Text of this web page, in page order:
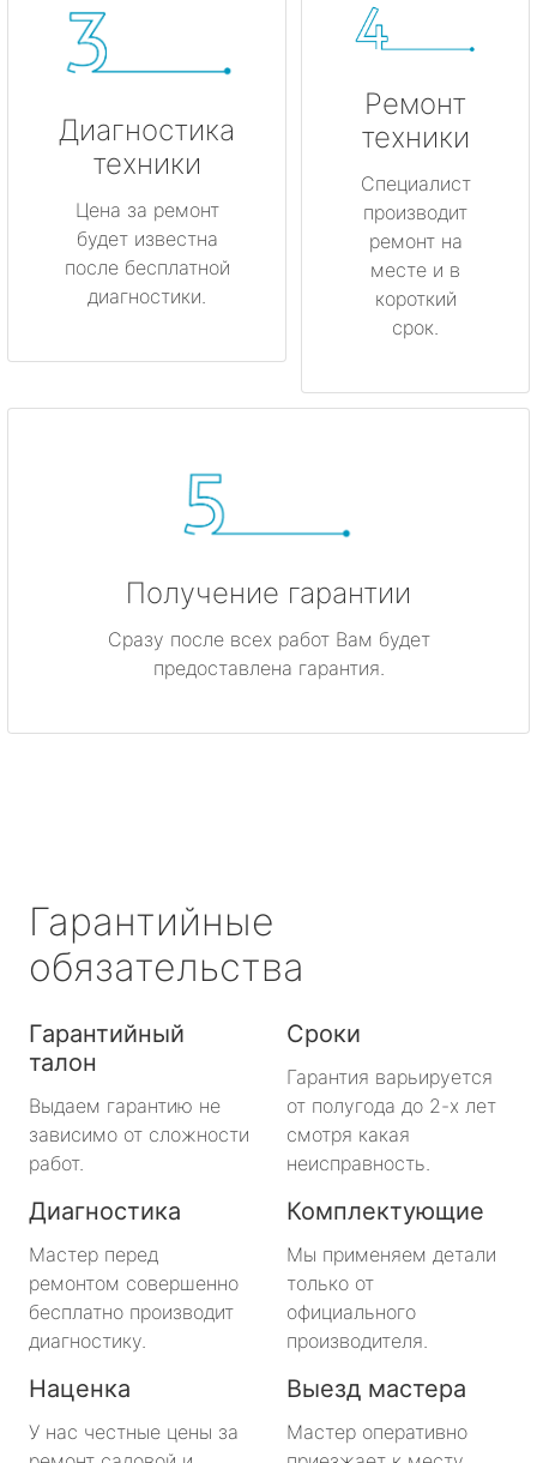
Диагностика
техники
Цена за ремонт
будет известна
после бесплатной
диагностики.
Ремонт
техники
Специалист
производит
ремонт на
месте и в
короткий
срок.
Получение гарантии
Сразу после всех работ Вам будет
предоставлена гарантия.
Гарантийные
обязательства
Гарантийный
талон
Выдаем гарантию не
зависимо от сложности
работ.
Сроки
Гарантия варьируется
от полугода до 2-х лет
смотря какая
неисправность.
Диагностика
Мастер перед
ремонтом совершенно
бесплатно производит
диагностику.
Комплектующие
Мы применяем детали
только от
официального
производителя.
Наценка
У нас честные цены за
Выезд мастера
Мастер оперативно